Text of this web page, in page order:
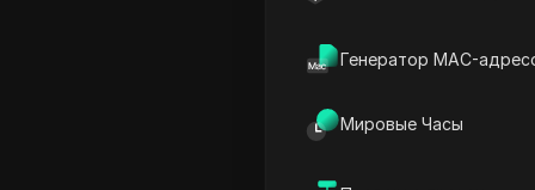
Генератор MAC-
Мировые Часы